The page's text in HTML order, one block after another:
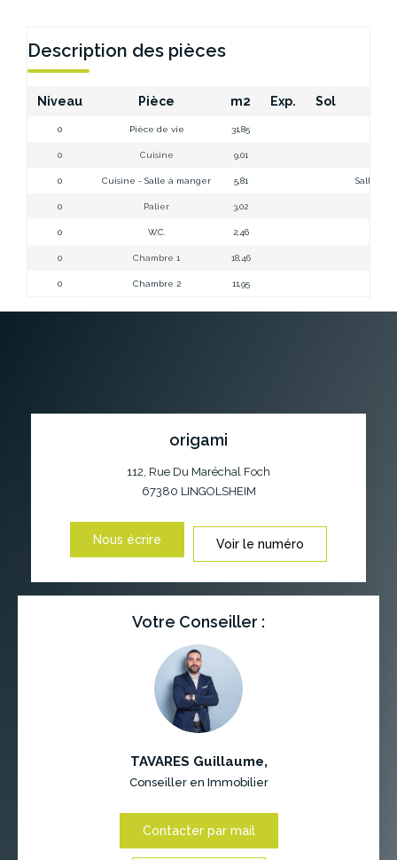
Description des pièces
Niveau Pièce m2 Exp. Sol
0 Pièce de vie 31,85
0 Cuisine 9,01
0 Cuisine - Salle à manger 5,81 Salle de
0 Palier 3,02
0 W.C. 2,46
0 Chambre 1 18,46
0 Chambre 2 11,95
origami
112, Rue Du Maréchal Foch
67380 LINGOLSHEIM
Nous écrire Voir le numéro
Votre Conseiller :
TAVARES Guillaume,
Conseiller en Immobilier
Contacter par mail